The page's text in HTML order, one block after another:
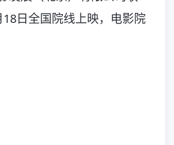
日全国院线上映，电影院